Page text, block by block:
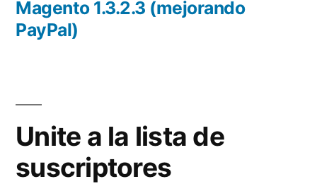
entradas
anterior:
Magento 1.3.2.3 (mejorando
PayPal)
Unite a la lista de
suscriptores